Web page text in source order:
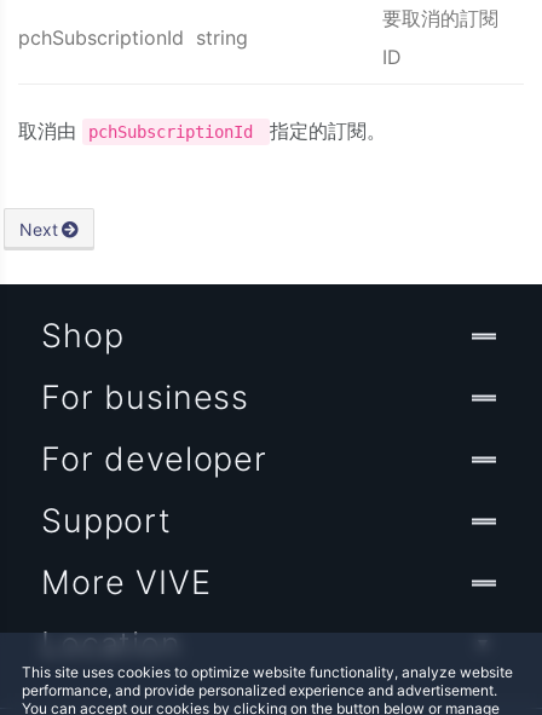
pchSubscriptionId string
要取消的訂閱
ID
取消由 pchSubscriptionId 指定的訂閱。
Next
This site uses cookies to optimize website functionality, analyze website
performance, and provide personalized experience and advertisement.
You can accept our cookies by clicking on the button below or manage
Shop
For business
For developer
Support
More VIVE
Location